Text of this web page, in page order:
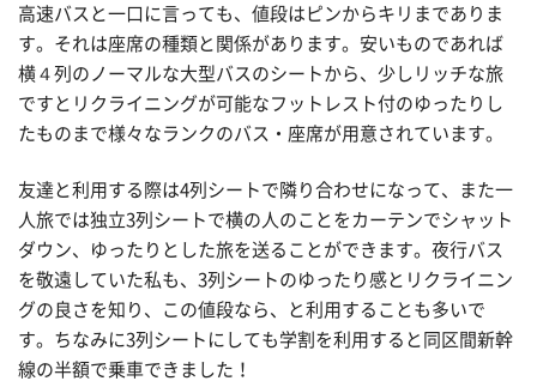
高速バスと一口に言っても、値段はピンからキリまでありま
す。それは座席の種類と関係があります。安いものであれば
横４列のノーマルな大型バスのシートから、少しリッチな旅
ですとリクライニングが可能なフットレスト付のゆったりし
たものまで様々なランクのバス・座席が用意されています。
友達と利用する際は4列シートで隣り合わせになって、また一
人旅では独立3列シートで横の人のことをカーテンでシャット
ダウン、ゆったりとした旅を送ることができます。夜行バス
を敬遠していた私も、3列シートのゆったり感とリクライニン
グの良さを知り、この値段なら、と利用することも多いで
す。ちなみに3列シートにしても学割を利用すると同区間新幹
線の半額で乗車できました！